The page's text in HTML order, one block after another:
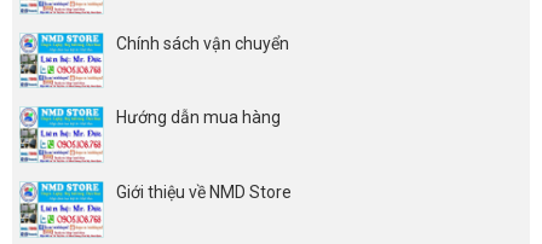
Chính sách vận chuyển
Hướng dẫn mua hàng
Giới thiệu về NMD Store